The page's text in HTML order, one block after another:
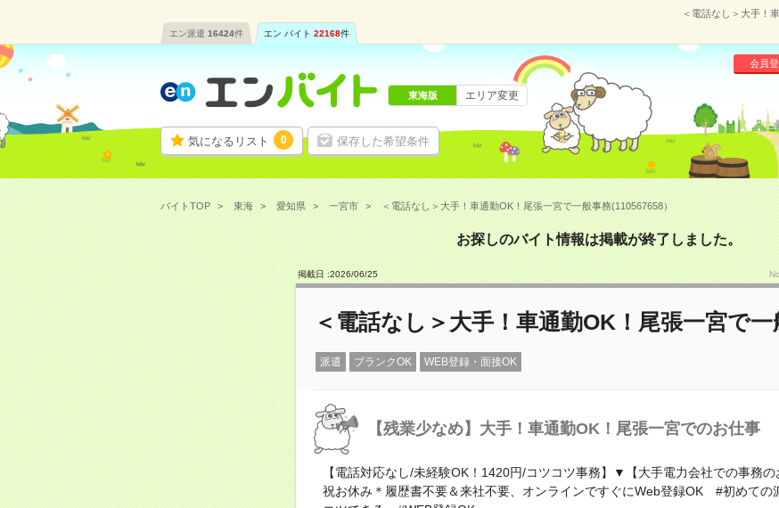
＜電話なし＞大手！
エン派遣 16424件 エン バイト 22168件
気になるリスト 0 保存した希望条件
会員
東海版 エリア変更
バイトTOP 東海 愛知県 一宮市 ＜電話なし＞大手！車通勤OK！尾張一宮で一般事務(110567658）
お探しのバイト情報は掲載が終了しました。
掲載日 :2026/06/25
＜電話なし＞大手！車通勤OK！尾張一宮で一
派遣 ブランクOK WEB登録・面接OK
【残業少なめ】大手！車通勤OK！尾張一宮でのお仕事
【電話対応なし/未経験OK！1420円/コツコツ事務】▼【大手電力会社での事務
祝お休み＊履歴書不要＆来社不要、オンラインですぐにWeb登録OK #初めて